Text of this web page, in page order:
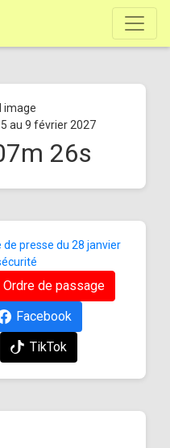
5 au 9 février 2027
m 25s
presse du 28 janvier
de passage
Facebook
TikTok